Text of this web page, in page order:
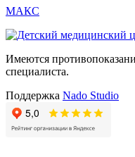
МАКС
Имеются
специалиста.
Поддержка Nado Studio